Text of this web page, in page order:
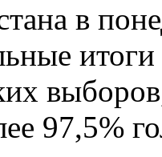
в
97,5%